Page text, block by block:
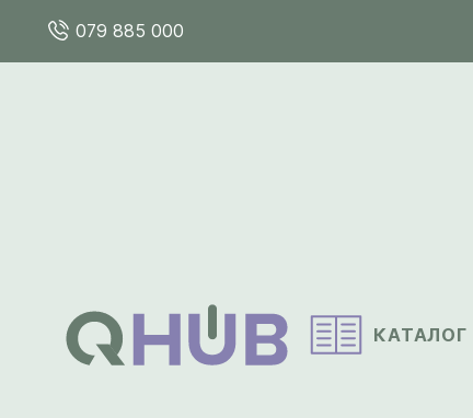
079 885 000
КАТАЛОГ